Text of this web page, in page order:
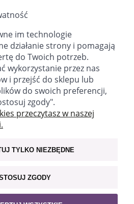
zmiany, zablokowania
uzupełnienia lub uaktualnienia
tel:+48 730 757 750 (9.00-17.00)
im technologie
działanie strony i pomagają
do Twoich potrzeb.
wykorzystanie przez nas
i przejść do sklepu lub
do swoich preferencji,
zgody".
przeczytasz w naszej
TYLKO NIEZBĘDNE
ZGODY